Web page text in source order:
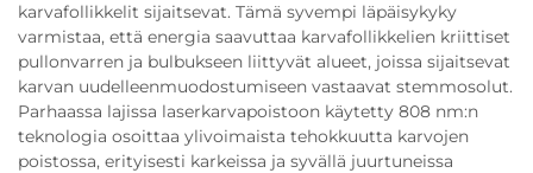
karvafollikkelit sijaitsevat. Tämä syvempi läpäisykyky
varmistaa, että energia saavuttaa karvafollikkelien kriittiset
pullonvarren ja bulbukseen liittyvät alueet, joissa sijaitsevat
karvan uudelleenmuodostumiseen vastaavat stemmosolut.
Parhaassa lajissa laserkarvapoistoon käytetty 808 nm:n
teknologia osoittaa ylivoimaista tehokkuutta karvojen
poistossa, erityisesti karkeissa ja syvällä juurtuneissa